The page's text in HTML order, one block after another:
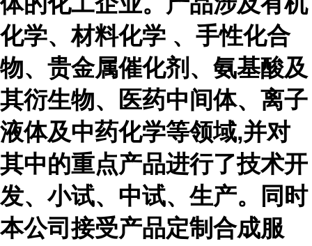
化学、材料化学 、手性化合
物、贵金属催化剂、氨基酸及
其衍生物、医药中间体、离子
液体及中药化学等领域,并对
其中的重点产品进行了技术开
发、小试、中试、生产。同时
本公司接受产品定制合成服